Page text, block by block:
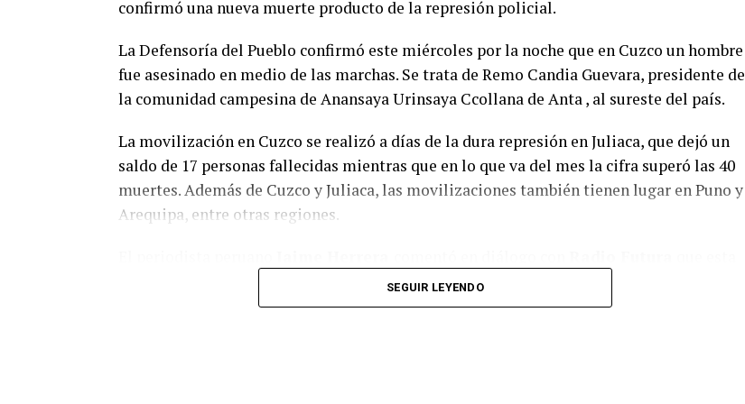
la oposición entienda que en el libre democrático y en el libre juego de las instituciones
sociedad con solo tratar los temas que a ellos les interesa ”.
Además de los proyectos de solicitud de juicio político a los integrantes de la Corte
lleguen al recinto los proyectos de modificación de la Ley de Tránsito y Seguridad Vial
sobre Alcoholemia Cero para la conducción de vehículo; y el de de aprobación del Plan
Nacional de Ciencia, Tecnología e Innovación 2030, entre otros.
confirmó una nueva muerte producto de la represión policial.
La Defensoría del Pueblo confirmó este miércoles por la noche que en Cuzco un hombre
fue asesinado en medio de las marchas. Se trata de Remo Candia Guevara, presidente de
la comunidad campesina de Anansaya Urinsaya Ccollana de Anta , al sureste del país.
La movilización en Cuzco se realizó a días de la dura represión en Juliaca, que dejó un
saldo de 17 personas fallecidas mientras que en lo que va del mes la cifra superó las 40
muertes. Además de Cuzco y Juliaca, las movilizaciones también tienen lugar en Puno y
Arequipa, entre otras regiones.
semana fue “bastante violenta en la región Puno, donde la dura represión policial
ocasionó en menos de dos horas la cifra de 17 fallecidos civiles y uno de la Policía
SEGUIR LEYENDO